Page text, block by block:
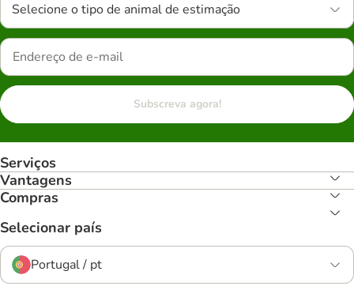
Selecione o tipo de animal de estimação
Subscreva agora!
Serviços
Vantagens
Compras
Selecionar país
Portugal / pt